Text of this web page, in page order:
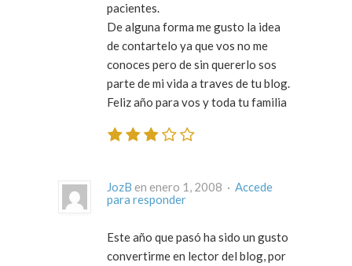
pacientes.
De alguna forma me gusto la idea
de contartelo ya que vos no me
conoces pero de sin quererlo sos
parte de mi vida a traves de tu blog.
Feliz año para vos y toda tu familia
JozB en enero 1, 2008 · Accede
para responder
Este año que pasó ha sido un gusto
convertirme en lector del blog, por